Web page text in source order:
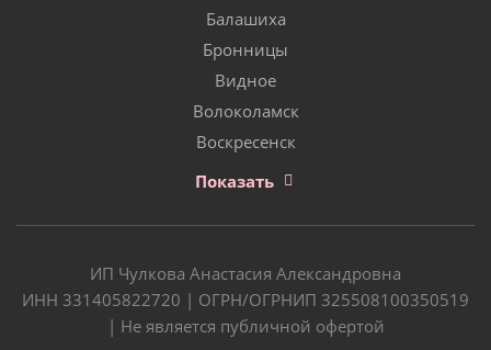
Балашиха
Бронницы
Видное
Волоколамск
Воскресенск
Показать
ИП Чулкова Анастасия Александровна
ИНН 331405822720 | ОГРН/ОГРНИП 325508100350519
| Не является публичной офертой